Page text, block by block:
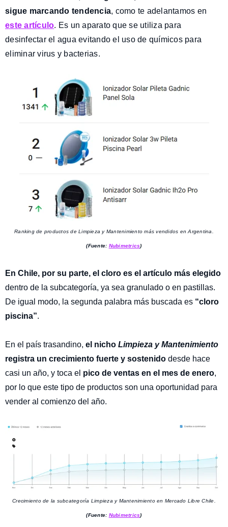
sigue marcando tendencia, como te adelantamos en
este artículo. Es un aparato que se utiliza para
desinfectar el agua evitando el uso de químicos para
eliminar virus y bacterias.
Ranking de productos de Limpieza y Mantenimiento más vendidos en Argentina.
(Fuente: Nubimetrics)
En Chile, por su parte, el cloro es el artículo más elegido
dentro de la subcategoría, ya sea granulado o en pastillas.
De igual modo, la segunda palabra más buscada es “cloro
piscina”.
En el país trasandino, el nicho Limpieza y Mantenimiento
registra un crecimiento fuerte y sostenido desde hace
casi un año, y toca el pico de ventas en el mes de enero,
por lo que este tipo de productos son una oportunidad para
vender al comienzo del año.
Crecimiento de la subcategoría Limpieza y Mantenimiento en Mercado Libre Chile.
(Fuente: Nubimetrics)